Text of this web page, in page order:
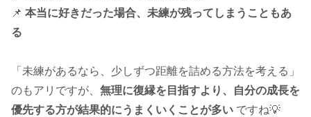
📌 本当に好きだった場合、未練が残ってしまうこともあ
る
「未練があるなら、少しずつ距離を詰める方法を考える」
のもアリですが、 無理に復縁を目指すより、自分の成長を
優先する方が結果的にうまくいくことが多い ですね💡